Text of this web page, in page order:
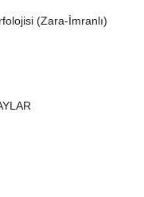
(Zara-İmranlı)